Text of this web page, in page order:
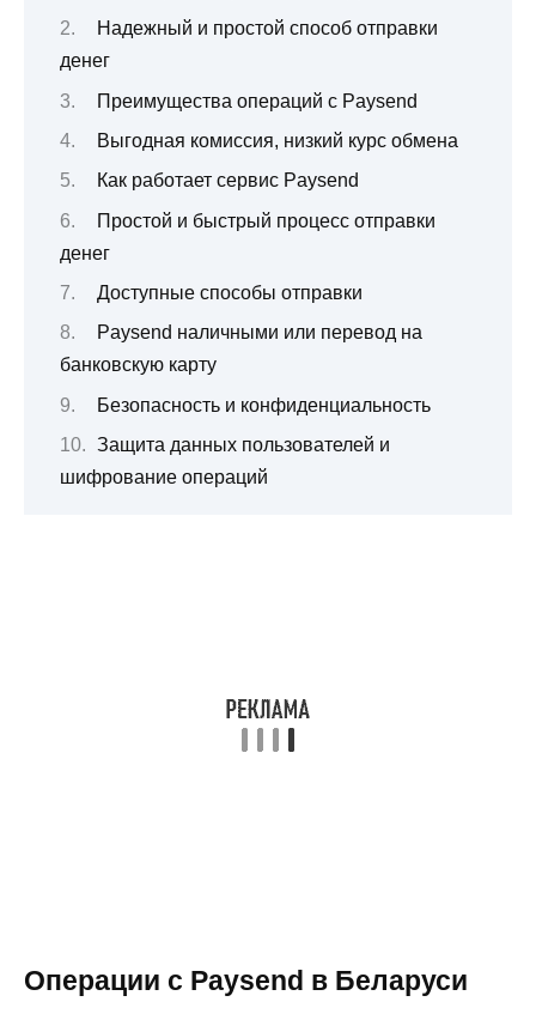
Надежный и простой способ отправки
денег
Преимущества операций с Paysend
Выгодная комиссия, низкий курс обмена
Как работает сервис Paysend
Простой и быстрый процесс отправки
денег
Доступные способы отправки
Paysend наличными или перевод на
банковскую карту
Безопасность и конфиденциальность
Защита данных пользователей и
шифрование операций
Операции с Paysend в Беларуси